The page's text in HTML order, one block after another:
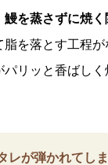
鰻を蒸さずに焼
脂を落とす工程
パリッと香ばし
レが弾かれてし